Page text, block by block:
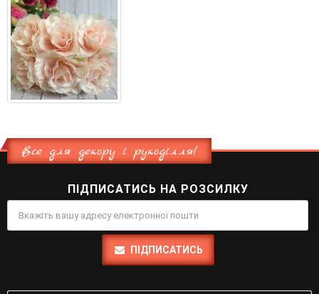
Все для декору і рукоділля!
ПІДПИСАТИСЬ НА РОЗСИЛКУ
ПІДПИСАТИСЬ